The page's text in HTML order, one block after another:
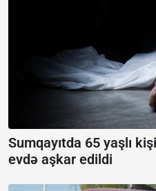
Sumqayıtda 65 yaşlı
evdə aşkar edildi